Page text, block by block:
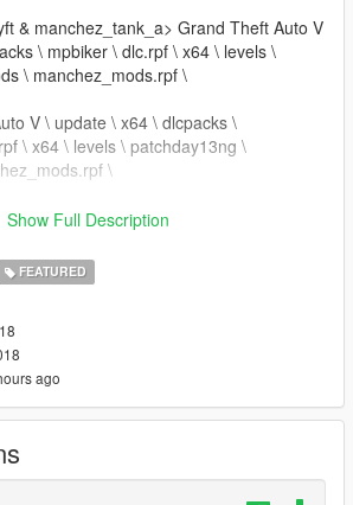
& manchez_tank_a> Grand Theft Auto V
\ mpbiker \ dlc.rpf \ x64 \ levels \
\ manchez_mods.rpf \
V \ update \ x64 \ dlcpacks \
\ x64 \ levels \ patchday13ng \
\
favor, atualize-me sobre o resto,
V por: Carlos Danrlley (Bigorna)
----------
algo? Enviar e-mail na página, quando
www.facebook.com/CarlosDaanrlley
como este, mantenha os créditos e o
Show Full Description
FEATURED
ago